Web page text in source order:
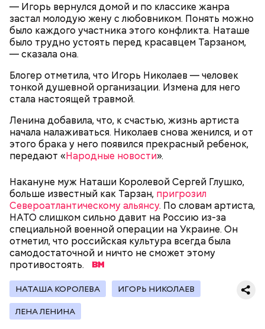
— Игорь вернулся домой и по классике жанра
застал молодую жену с любовником. Понять можно
было каждого участника этого конфликта. Наташе
было трудно устоять перед красавцем Тарзаном,
— сказала она.
Блогер отметила, что Игорь Николаев — человек
тонкой душевной организации. Измена для него
стала настоящей травмой.
Ленина добавила, что, к счастью, жизнь артиста
начала налаживаться. Николаев снова женился, и от
этого брака у него появился прекрасный ребенок,
передают «Народные новости».
Накануне муж Наташи Королевой Сергей Глушко,
больше известный как Тарзан, пригрозил
Североатлантическому альянсу. По словам артиста,
НАТО слишком сильно давит на Россию из-за
специальной военной операции на Украине. Он
отметил, что российская культура всегда была
самодостаточной и ничто не сможет этому
противостоять.
НАТАША КОРОЛЕВА ИГОРЬ НИКОЛАЕВ
ЛЕНА ЛЕНИНА
нужно застыть на месте и не двигаться;
не стоит пытаться «поймать» молнию или
потрогать, особенно металлическими
предметами.
— Первые двое суток мы постоянно были на ногах.
Каждые два часа ездили делать замеры радиации.
Время от выезда до выезда — на отдых. Работа и
есть работа. Ее надо выполнять, — говорит он.
После получения предельно допустимой дозы
радиации Макеева вывели из 30-километровой
зоны отчуждения, где он до 3 мая проверял на
уровень радиационной зараженности
автотранспорт.
Множество людей совершают паломнические
поездки, чтобы поклониться мощам Святителя
Николая, которые находятся в Италии. 19 декабря
отмечается Никола Зимний, а 22 мая Никола вешний
или летний. Этот день установлен в память об
обретении его мощей.
Молитва Николаю чудотворцу